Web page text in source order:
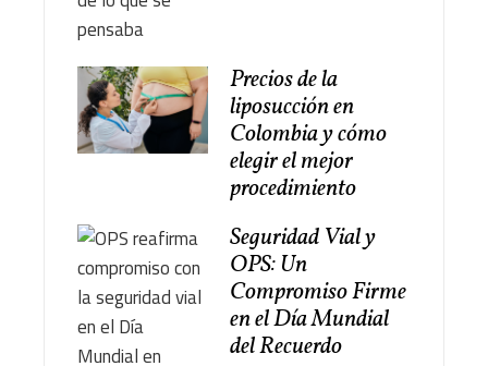
Precios de la
liposucción en
Colombia y cómo
elegir el mejor
procedimiento
Seguridad Vial y
OPS: Un
Compromiso Firme
en el Día Mundial
del Recuerdo